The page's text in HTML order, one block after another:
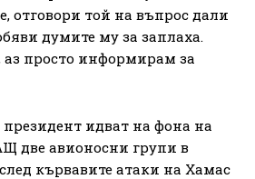
отговори той на въпрос дали
думите му за заплаха.
аз просто информирам за
идват на фона на
две авионосни групи в
кървавите атаки на Хамас